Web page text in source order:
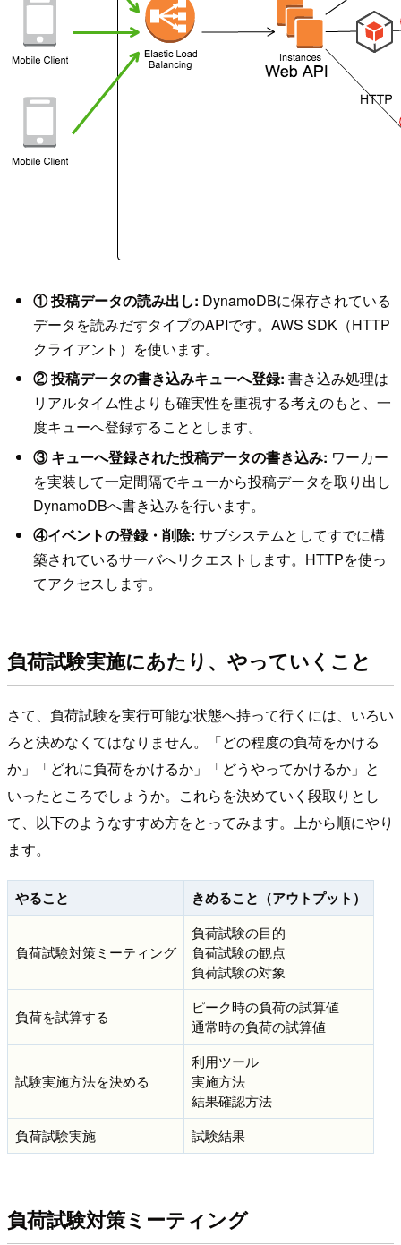
① 投稿データの読み出し: DynamoDBに保存されている
データを読みだすタイプのAPIです。AWS SDK（HTTP
クライアント）を使います。
② 投稿データの書き込みキューへ登録: 書き込み処理は
リアルタイム性よりも確実性を重視する考えのもと、一
度キューへ登録することとします。
③ キューへ登録された投稿データの書き込み: ワーカー
を実装して一定間隔でキューから投稿データを取り出し
DynamoDBへ書き込みを行います。
④イベントの登録・削除: サブシステムとしてすでに構
築されているサーバへリクエストします。HTTPを使っ
てアクセスします。
負荷試験実施にあたり、やっていくこと
さて、負荷試験を実行可能な状態へ持って行くには、いろい
ろと決めなくてはなりません。「どの程度の負荷をかける
か」「どれに負荷をかけるか」「どうやってかけるか」と
いったところでしょうか。これらを決めていく段取りとし
て、以下のようなすすめ方をとってみます。上から順にやり
ます。
やること きめること（アウトプット）
負荷試験対策ミーティング
負荷試験の目的
負荷試験の観点
負荷試験の対象
負荷を試算する
ピーク時の負荷の試算値
通常時の負荷の試算値
試験実施方法を決める
利用ツール
実施方法
結果確認方法
負荷試験実施
試験結果
負荷試験対策ミーティング